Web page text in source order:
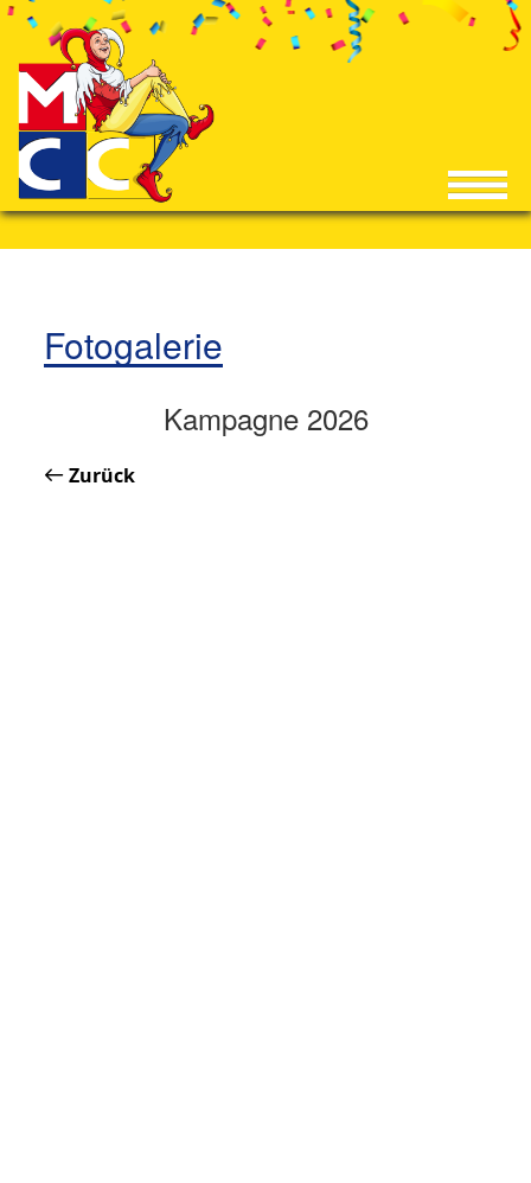
Fotogalerie
Kampagne 2026
Zurück